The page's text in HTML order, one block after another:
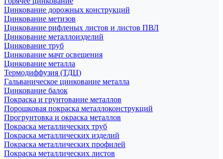
Цинкование дорожных конструкций
Цинкование метизов
Цинкование рифленых листов и листов ПВЛ
Цинкование металлоизделий
Цинкование труб
Цинкование мачт освещения
Цинкование металла
Термодиффузия (ТДЦ)
Гальваническое цинкование металла
Цинкование балок
Покраска и грунтование металлов
Порошковая покраска металлоконструкций
Прогрунтовка и окраска металлов
Покраска металлических труб
Покраска металлических изделий
Покраска металлических профилей
Покраска металлических листов